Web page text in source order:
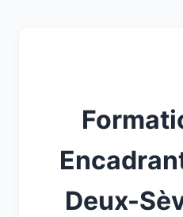
Deux-